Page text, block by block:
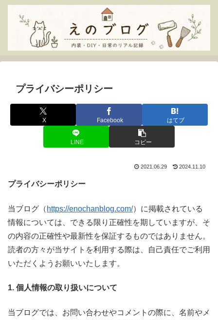
プライバシーポリシー
X Facebook はてブ
LINE コピー
2021.06.29 2024.11.10
プライバシーポリシー
当ブログ（ https://enochanblog.com/）に掲載されている
情報については、できる限り正確性を期していますが、そ
の内容の正確性や最新性を保証するものではありません。
読者の方々が当サイトを利用する際は、自己責任でご利用
いただくようお願いいたします。
1. 個人情報の取り扱いについて
当ブログでは、お問い合わせやコメントの際に、名前やメ